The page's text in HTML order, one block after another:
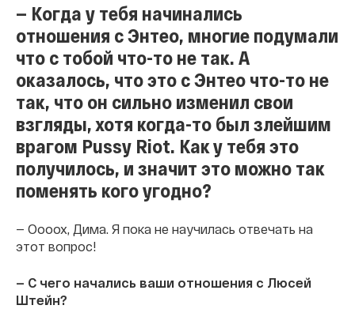
— Когда у тебя начинались
отношения с Энтео, многие подумали
что с тобой что-то не так. А
оказалось, что это с Энтео что-то не
так, что он сильно изменил свои
взгляды, хотя когда-то был злейшим
врагом Pussy Riot. Как у тебя это
получилось, и значит это можно так
поменять кого угодно?
— Оооох, Дима. Я пока не научилась отвечать на
этот вопрос!
— С чего начались ваши отношения с Люсей
Штейн?